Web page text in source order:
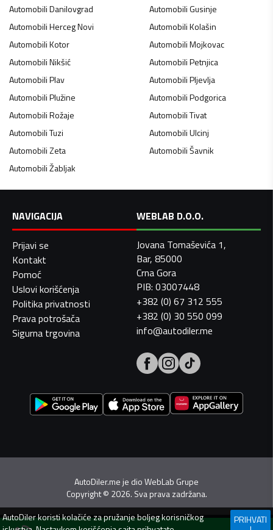
AutomobiliDanilovgrad AutomobiliGusinje
AutomobiliHerceg Novi AutomobiliKolašin
AutomobiliKotor AutomobiliMojkovac
AutomobiliNikšić AutomobiliPetnjica
AutomobiliPlav AutomobiliPljevlja
AutomobiliPlužine AutomobiliPodgorica
AutomobiliRožaje AutomobiliTivat
AutomobiliTuzi AutomobiliUlcinj
AutomobiliZeta AutomobiliŠavnik
AutomobiliŽabljak
NAVIGACIJA
Prijavi se
Kontakt
Pomoć
Uslovi korišćenja
Politika privatnosti
Prava potrošača
Sigurna trgovina
WEBLAB D.O.O.
Jovana Tomaševića 1,
Bar, 85000
Crna Gora
PIB: 03007448
+382 (0) 67 312 555
+382 (0) 30 550 099
info@autodiler.me
AutoDiler.me je dioWebLab Grupe
Copyright© 2026. Sva prava zadržana.
AutoDilerkoristi kolačiće za pružanje boljeg korisničkog
PRIHVATI